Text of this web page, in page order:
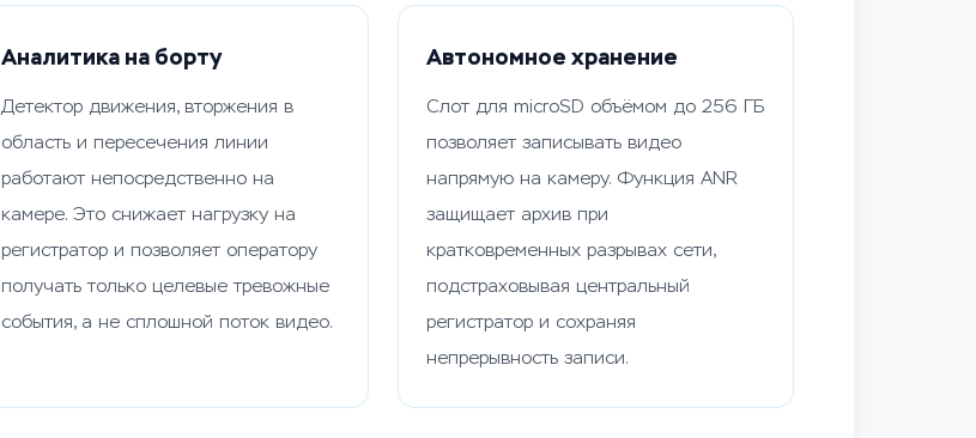
Аналитика на борту
Детектор движения, вторжения в
область и пересечения линии
работают непосредственно на
камере. Это снижает нагрузку на
регистратор и позволяет оператору
получать только целевые тревожные
события, а не сплошной поток видео.
Автономное хранение
Слот для microSD объёмом до 256 ГБ
позволяет записывать видео
напрямую на камеру. Функция ANR
защищает архив при
кратковременных разрывах сети,
подстраховывая центральный
регистратор и сохраняя
непрерывность записи.